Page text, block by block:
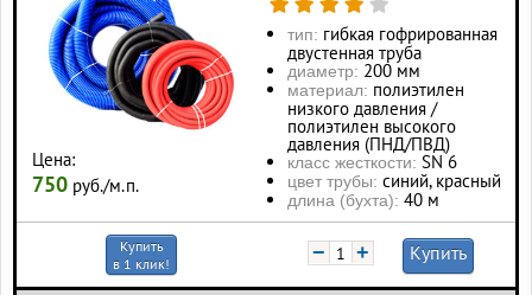
Цена:
750 руб./м.п.
тип: гибкая гофрированная
двустенная труба
диаметр: 200 мм
материал: полиэтилен
низкого давления /
полиэтилен высокого
давления (ПНД/ПВД)
класс жесткости: SN 6
цвет трубы: синий, красный
длина (бухта): 40 м
Купить
в 1 клик!
− + Купить